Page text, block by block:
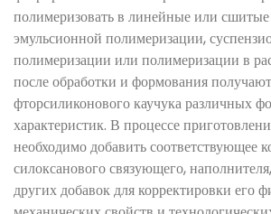
полимеризовать в линейные или
эмульсионной полимеризации,
полимеризации или полимеризации в
после обработки и формования
фторсиликонового каучука различных
характеристик. В процессе
необходимо добавить соответствующее
силоксанового связующего,
других добавок для корректировки его